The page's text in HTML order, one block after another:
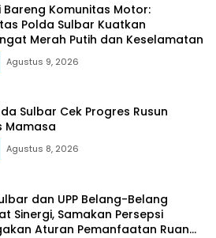
Bareng Komunitas Motor:
Polda Sulbar Kuatkan
Merah Putih dan Keselamatan
Agustus 9, 2026
Sulbar Cek Progres Rusun
Agustus 8, 2026
dan UPP Belang-Belang
Sinergi, Samakan Persepsi
Aturan Pemanfaatan Ruang